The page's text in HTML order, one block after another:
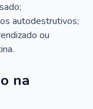
autodestrutivos;
ou
na